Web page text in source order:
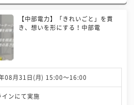
【中部電力】「きれいごと」を貫
き、想いを形にする！中部電
08月31日(月) 15:00〜16:00
インにて実施